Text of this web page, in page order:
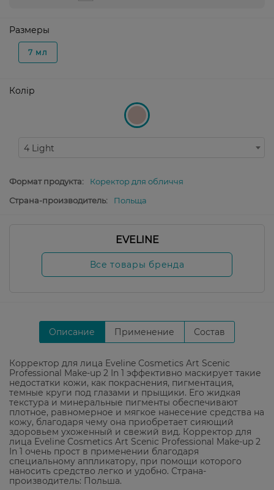
Размеры
7 мл
Колір
4 Light
Формат продукта:
Коректор для обличчя
Страна-производитель:
Польща
EVELINE
Все товары бренда
Описание Применение Состав
Корректор для лица Eveline Cosmetics Art Scenic
Professional Make-up 2 In 1 эффективно маскирует такие
недостатки кожи, как покраснения, пигментация,
темные круги под глазами и прыщики. Его жидкая
текстура и минеральные пигменты обеспечивают
плотное, равномерное и мягкое нанесение средства на
кожу, благодаря чему она приобретает сияющий
здоровьем ухоженный и свежий вид. Корректор для
лица Eveline Cosmetics Art Scenic Professional Make-up 2
In 1 очень прост в применении благодаря
специальному аппликатору, при помощи которого
наносить средство легко и удобно. Страна-
производитель: Польша.